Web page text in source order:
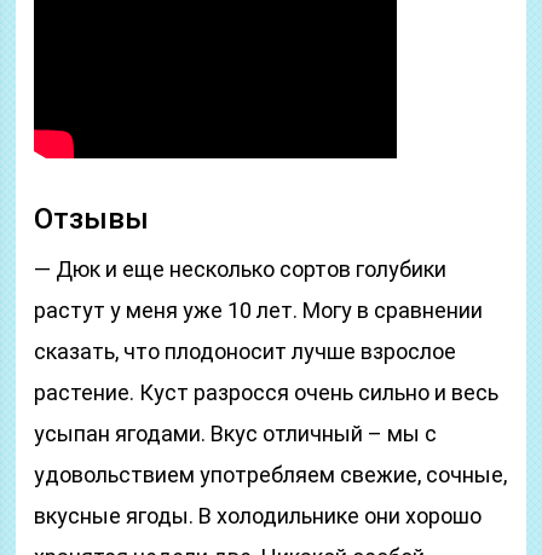
Отзывы
— Дюк и еще несколько сортов голубики
растут у меня уже 10 лет. Могу в сравнении
сказать, что плодоносит лучше взрослое
растение. Куст разросся очень сильно и весь
усыпан ягодами. Вкус отличный – мы с
удовольствием употребляем свежие, сочные,
вкусные ягоды. В холодильнике они хорошо